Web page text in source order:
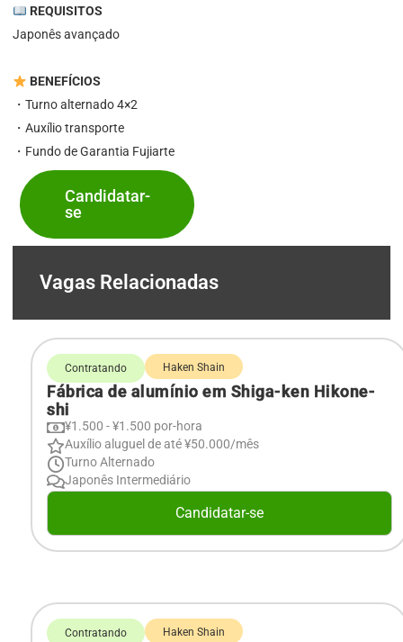
REQUISITOS
Japonês avançado
BENEFÍCIOS
・Turno alternado 4×2
・Auxílio transporte
・Fundo de Garantia Fujiarte
Candidatar-
se
Vagas Relacionadas
Contratando Haken Shain
Fábrica de alumínio em Shiga-ken Hikone-
shi
¥1.500 - ¥1.500 por-hora
Auxílio aluguel de até ¥50.000/mês
Turno Alternado
Japonês Intermediário
Candidatar-se
Contratando Haken Shain